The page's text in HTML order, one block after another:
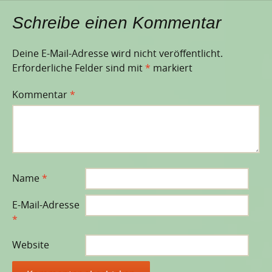
Schreibe einen Kommentar
Deine E-Mail-Adresse wird nicht veröffentlicht.
Erforderliche Felder sind mit* markiert
Kommentar*
Name*
E-Mail-Adresse
*
Website